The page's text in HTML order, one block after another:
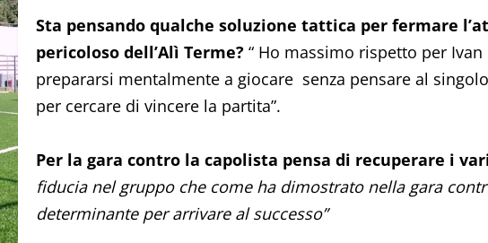
Sta pensando qualche soluzione tattica per fermare
pericoloso dell’Alì Terme? “ Ho massimo rispetto per
prepararsi mentalmente a giocare senza pensare al
per cercare di vincere la partita”.
Per la gara contro la capolista pensa di recuperare i
fiducia nel gruppo che come ha dimostrato nella gara
determinante per arrivare al successo”